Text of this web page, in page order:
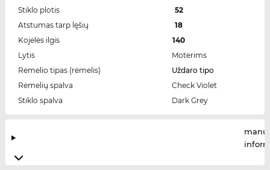
Stiklo plotis
52
Atstumas tarp lęšių
18
Kojelės ilgis
140
Lytis
Moterims
Rėmelio tipas (rėmelis)
Uždaro tipo
Rėmelių spalva
Check Violet
Stiklo spalva
Dark Grey